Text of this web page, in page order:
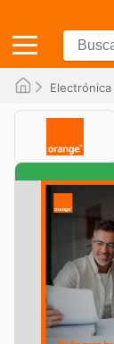
Electrónica